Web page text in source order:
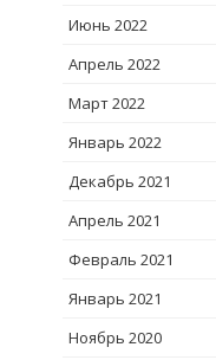
Июнь 2022
Апрель 2022
Март 2022
Январь 2022
Декабрь 2021
Апрель 2021
Февраль 2021
Январь 2021
Ноябрь 2020